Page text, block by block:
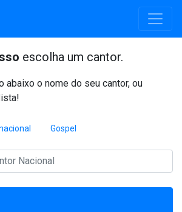
escolha um cantor.
abaixo o nome do seu cantor, ou
Gospel